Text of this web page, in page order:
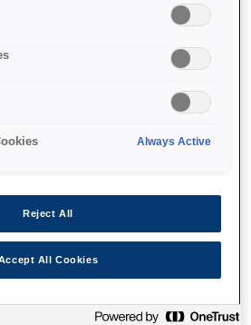
Matte Black
ml
характеристики
Always Active
Reject All
All Cookies